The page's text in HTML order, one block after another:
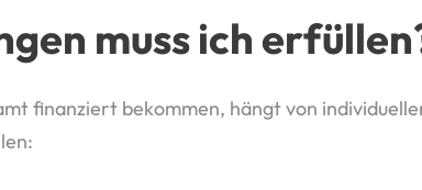
muss ich
finanziert bekommen, hängt von